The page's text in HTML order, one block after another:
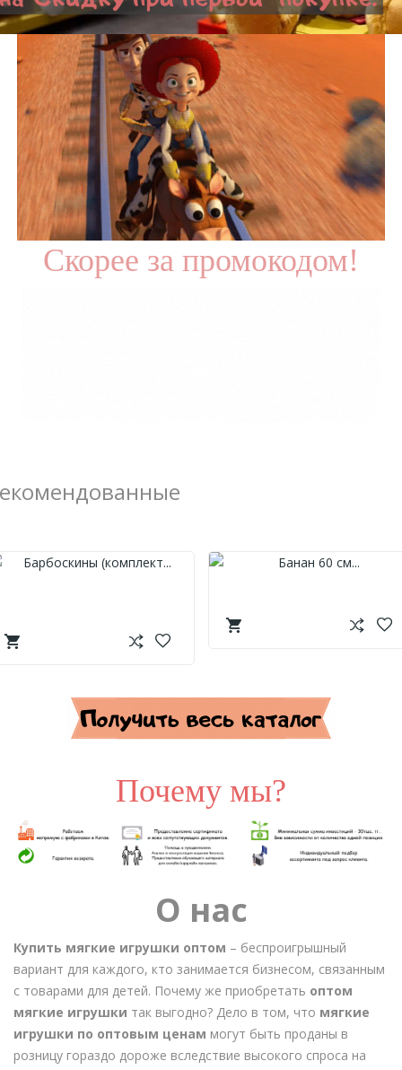
Cкорее за промокодом!
11250тг.
3000тг.
Почему мы?
О нас
Купить мягкие игрушки оптом – беспроигрышный
вариант для каждого, кто занимается бизнесом, связанным
с товарами для детей. Почему же приобретать оптом
мягкие игрушки так выгодно? Дело в том, что мягкие
игрушки по оптовым ценам могут быть проданы в
розницу гораздо дороже вследствие высокого спроса на